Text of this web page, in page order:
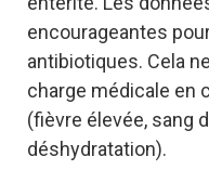
encourageantes
antibiotiques. Cela
charge médicale en
(fièvre élevée, sang
déshydratation).